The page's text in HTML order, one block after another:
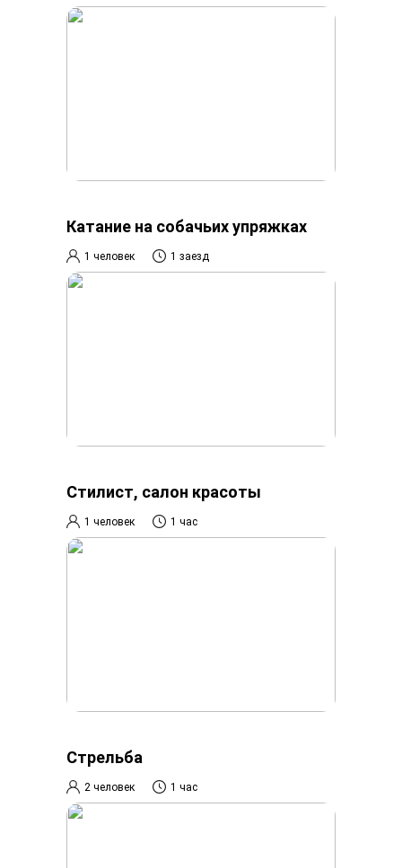
Катание на собачьих упряжках
1 человек 1 заезд
Стилист, салон красоты
1 человек 1 час
Стрельба
2 человек 1 час